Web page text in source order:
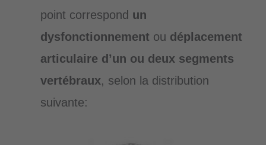
point correspond un
dysfonctionnement ou déplacement
articulaire d’un ou deux segments
vertébraux, selon la distribution
suivante: